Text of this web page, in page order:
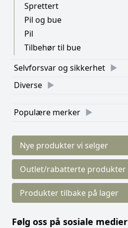
Sprettert
Pil og bue
Pil
Tilbehør til bue
Selvforsvar og sikkerhet
Diverse
Populære merker
Nye produkter vi selger
Outlet/rabatterte produkter
Produkter tilbake på lager
Følg oss på sosiale medier